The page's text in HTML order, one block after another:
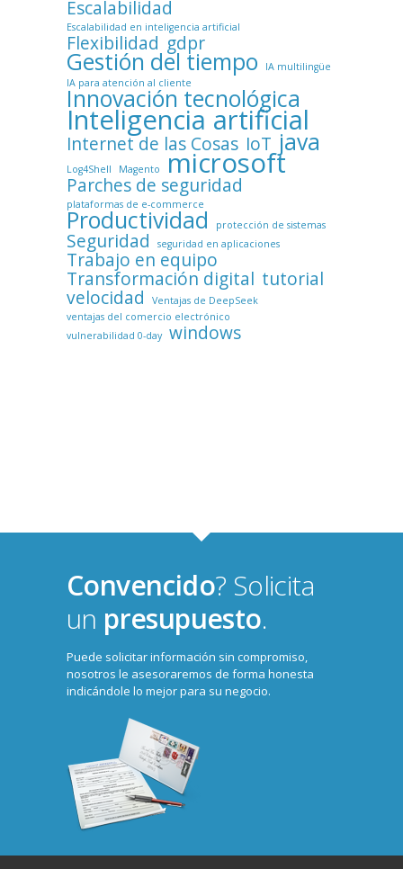
Escalabilidad
Escalabilidad en inteligencia artificial
Flexibilidad gdpr
Gestión del tiempo
IA multilingüe
IA para atención al cliente
Innovación tecnológica
Inteligencia artificial
Internet de las Cosas IoT java
Log4Shell Magento microsoft
Parches de seguridad
plataformas de e-commerce
Productividad protección de sistemas
Seguridad seguridad en aplicaciones
Trabajo en equipo
Transformación digital tutorial
velocidad
Ventajas de DeepSeek
ventajas del comercio electrónico
vulnerabilidad 0-day windows
Convencido? Solicita
un presupuesto.
Puede solicitar información sin compromiso,
nosotros le asesoraremos de forma honesta
indicándole lo mejor para su negocio.